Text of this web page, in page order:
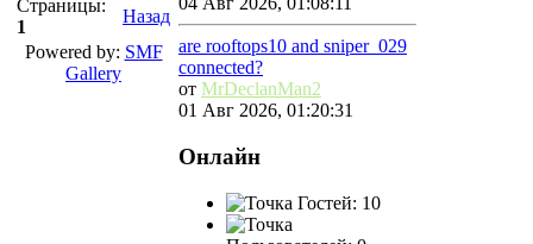
Страницы:
1
Назад
Powered by: SMF
Gallery
are rooftops10 and sniper_029
connected?
от MrDeclanMan2
01 Авг 2026, 01:20:31
Онлайн
Гостей: 10